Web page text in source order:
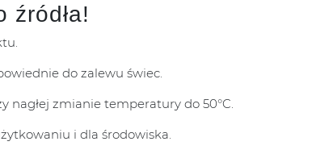
źródła!
do zalewu świec.
nagłej zmianie temperatury do 50°C.
i dla środowiska.